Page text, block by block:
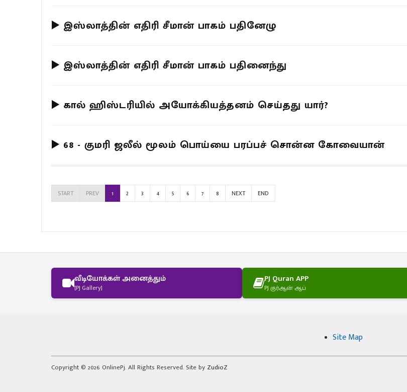
▶️ இஸ்லாத்தின் எதிரி சீமான் பாகம் பதினேழு
▶️ இஸ்லாத்தின் எதிரி சீமான் பாகம் பதினைந்து
▶️ கால் ஹிஸ்டரியில் அயோக்கியத்தனம் செய்தது யார்?
▶️ 68 - குமரி ஜலீல் மூலம் பொய்யை பரப்பச் சொன்ன கோவையான்
START PREV 1 2 3 4 5 6 7 8 NEXT END
வீடியோக்கள் அனைத்தும்
[PJ Gallery]
PJ Quran APP
PJ குர்ஆன் ஆப்
Site Map
Copyright © 2026 OnlinePj. All Rights Reserved. Site by ZudioZ